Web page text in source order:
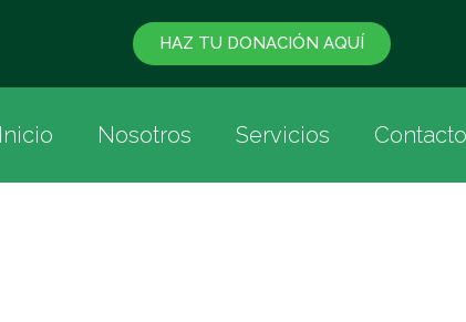
HAZ TU DONACIÓN AQUÍ
Inicio Nosotros Servicios Contacto